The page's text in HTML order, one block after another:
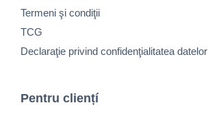
Termeni şi condiţii
TCG
Declaraţie privind confidenţialitatea datelor
Pentru cliențí